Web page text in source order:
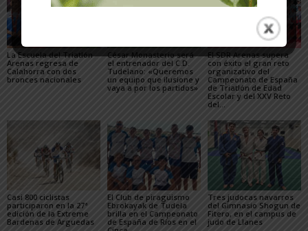
La Escuela del Triatlón
Arenas regresa de
Calahorra con dos
bronces nacionales
César Monasterio será
el entrenador del C.D.
Tudelano: «Queremos
un equipo que ilusione y
vaya a por los partidos»
El SDR Arenas supera
con éxito el gran reto
organizativo del
Campeonato de España
de Triatlón de Edad
Escolar y del XXV Reto
del...
Casi 800 ciclistas
participaron en la 27ª
edición de la Extreme
Bardenas de Arguedas
El Club de piragüismo
Ebrokayak de Tudela
brilla en el Campeonato
de España de Ríos en el
Tres judocas navarros
del Gimnasio Shogun de
Fitero, en el campus de
judo de Llanes